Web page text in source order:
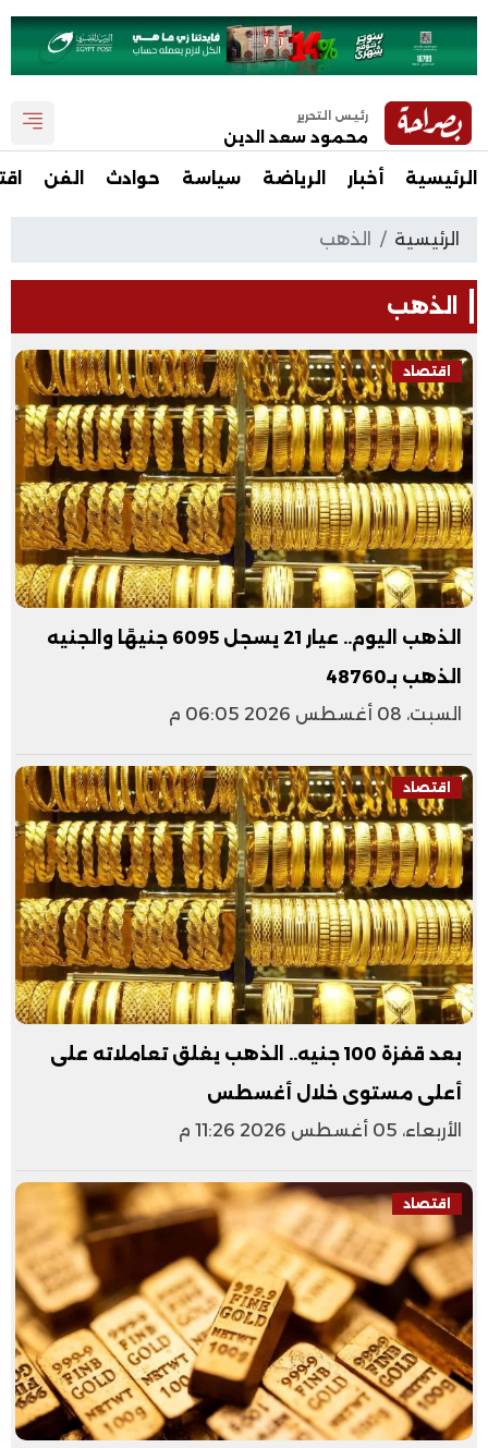
رئيس التحرير
محمود سعد الدين
الرئيسية أخبار الرياضة سياسة حوادث الفن
الرئيسية الذهب
الذهب
اقتصاد
الذهب اليوم.. عيار 21 يسجل 6095 جنيهًا والجنيه
الذهب بـ48760
السبت، 08 أغسطس 2026 06:05 م
اقتصاد
بعد قفزة 100 جنيه.. الذهب يغلق تعاملاته على
أعلى مستوى خلال أغسطس
الأربعاء، 05 أغسطس 2026 11:26 م
اقتصاد